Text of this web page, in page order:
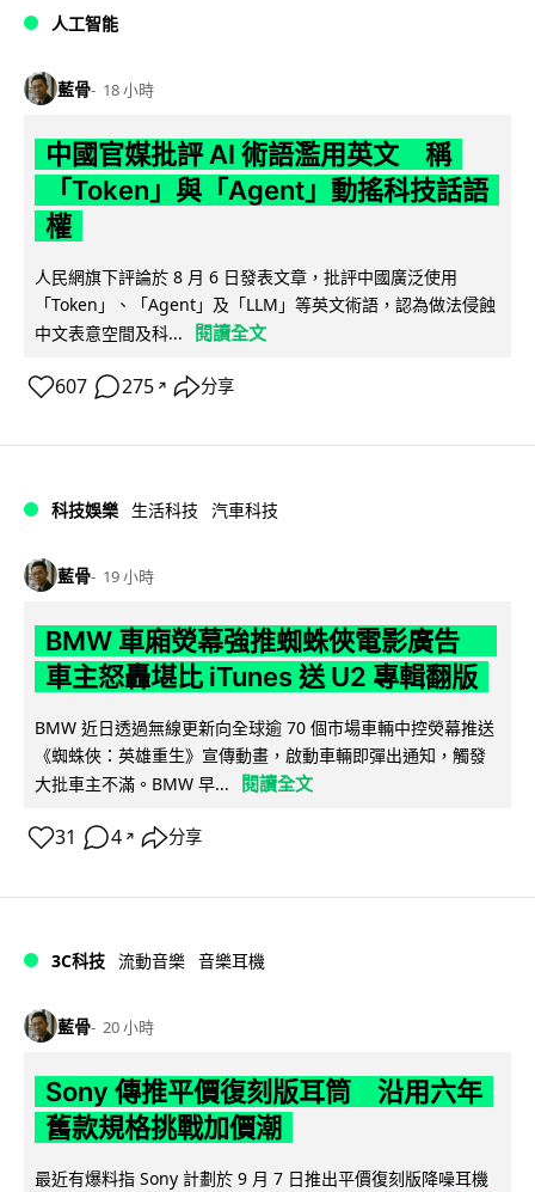
人工智能
藍骨 18 小時
中國官媒批評 AI 術語濫用英文 稱
「Token」與「Agent」動搖科技話語
權
人民網旗下評論於 8 月 6 日發表文章，批評中國廣泛使用
「Token」、「Agent」及「LLM」等英文術語，認為做法侵蝕
中文表意空間及科...
閱讀全文
607 275 ↗ 分享
科技娛樂 生活科技 汽車科技
藍骨 19 小時
BMW 車廂熒幕強推蜘蛛俠電影廣告
車主怒轟堪比 iTunes 送 U2 專輯翻版
BMW 近日透過無線更新向全球逾 70 個市場車輛中控熒幕推送
《蜘蛛俠：英雄重生》宣傳動畫，啟動車輛即彈出通知，觸發
大批車主不滿。BMW 早...
閱讀全文
31 4 ↗ 分享
3C科技 流動音樂 音樂耳機
藍骨 20 小時
Sony 傳推平價復刻版耳筒 沿用六年
舊款規格挑戰加價潮
最近有爆料指 Sony 計劃於 9 月 7 日推出平價復刻版降噪耳機